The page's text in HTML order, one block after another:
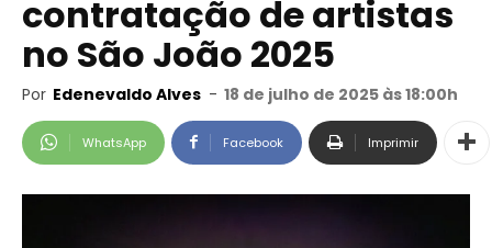
contratação de artistas
no São João 2025
Por Edenevaldo Alves - 18 de julho de 2025 às 18:00h
WhatsApp Facebook Imprimir